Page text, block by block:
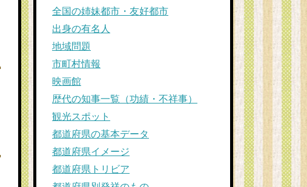
全国の姉妹都市・友好都市
出身の有名人
地域問題
市町村情報
映画館
歴代の知事一覧（功績・不祥事）
観光スポット
都道府県の基本データ
都道府県イメージ
都道府県トリビア